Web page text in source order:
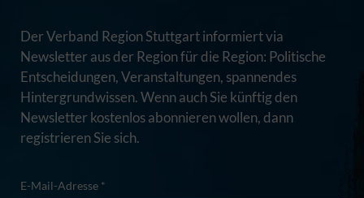
Der Verband Region Stuttgart informiert via
Newsletter aus der Region für die Region: Politische
Entscheidungen, Veranstaltungen, spannendes
Hintergrundwissen. Wenn auch Sie künftig den
Newsletter kostenlos abonnieren wollen, dann
registrieren Sie sich.
E-Mail-Adresse *